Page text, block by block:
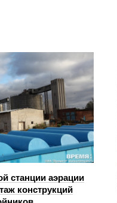
станции аэрации
конструкций